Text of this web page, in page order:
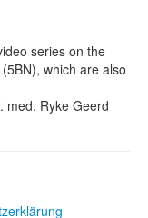
series on the
which are also
med. Ryke Geerd